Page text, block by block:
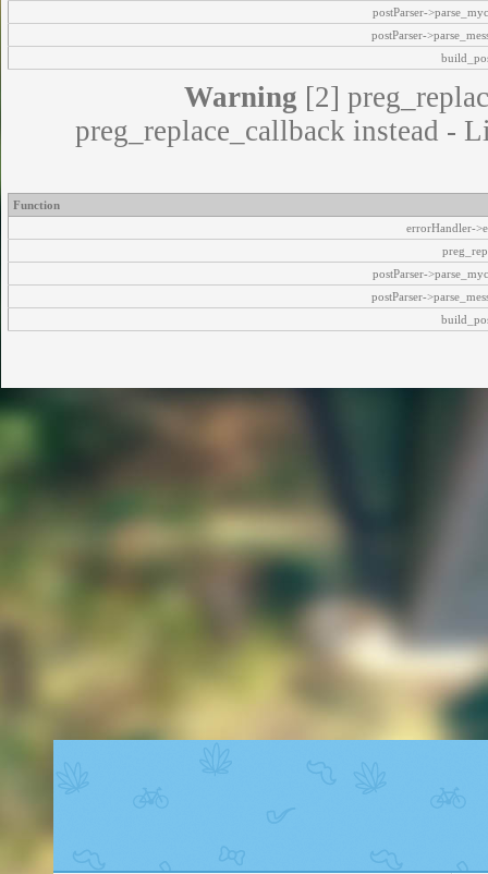
postParser-
postParser-
Warning [2]
preg_replace_callback instead -
Function
errorHandler-
postParser-
postParser-